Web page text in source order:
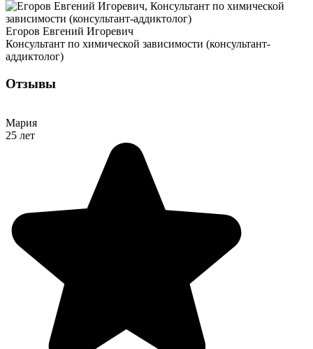
Егоров Евгений Игоревич
Консультант по химической зависимости (консультант-
аддиктолог)
Отзывы
Мария
25 лет